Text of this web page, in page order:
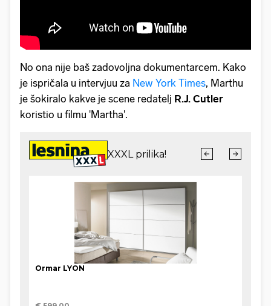
No ona nije baš zadovoljna dokumentarcem. Kako
je ispričala u intervjuu za New York Times, Marthu
je šokiralo kakve je scene redatelj R.J. Cutler
koristio u filmu 'Martha'.